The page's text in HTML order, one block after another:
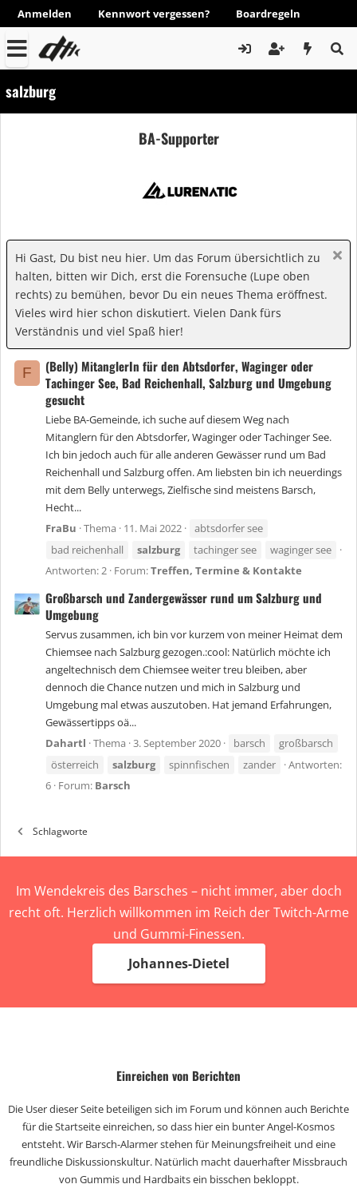
Anmelden Kennwort vergessen? Boardregeln
salzburg
BA-Supporter
Hi Gast, Du bist neu hier. Um das Forum übersichtlich zu
halten, bitten wir Dich, erst die Forensuche (Lupe oben
rechts) zu bemühen, bevor Du ein neues Thema eröffnest.
Vieles wird hier schon diskutiert. Vielen Dank fürs
Verständnis und viel Spaß hier!
F
(Belly) MitanglerIn für den Abtsdorfer, Waginger oder
Tachinger See, Bad Reichenhall, Salzburg und Umgebung
gesucht
Liebe BA-Gemeinde, ich suche auf diesem Weg nach
Mitanglern für den Abtsdorfer, Waginger oder Tachinger See.
Ich bin jedoch auch für alle anderen Gewässer rund um Bad
Reichenhall und Salzburg offen. Am liebsten bin ich neuerdings
mit dem Belly unterwegs, Zielfische sind meistens Barsch,
Hecht...
FraBu Thema 11. Mai 2022
abtsdorfer see
bad reichenhall
salzburg tachinger see
waginger see
Antworten: 2 Forum:Treffen, Termine & Kontakte
Großbarsch und Zandergewässer rund um Salzburg und
Umgebung
Servus zusammen, ich bin vor kurzem von meiner Heimat dem
Chiemsee nach Salzburg gezogen.:cool: Natürlich möchte ich
angeltechnisch dem Chiemsee weiter treu bleiben, aber
dennoch die Chance nutzen und mich in Salzburg und
Umgebung mal etwas auszutoben. Hat jemand Erfahrungen,
Gewässertipps oä...
Dahartl Thema 3. September 2020 barsch
großbarsch
österreich
salzburg spinnfischen zander
Antworten:
6 Forum: Barsch
Schlagworte
Im Wendekreis des Barsches – nicht immer, aber doch
recht oft. Herzlich willkommen im Reich der Twitch-Arme
und Gummi-Finessen.
Johannes-Dietel
Einreichen von Berichten
Die User dieser Seite beteiligen sich im Forum und können auch Berichte
für die Startseite einreichen, so dass hier ein bunter Angel-Kosmos
entsteht. Wir Barsch-Alarmer stehen für Meinungsfreiheit und eine
freundliche Diskussionskultur. Natürlich macht dauerhafter Missbrauch
von Gummis und Hardbaits ein bisschen bekloppt.